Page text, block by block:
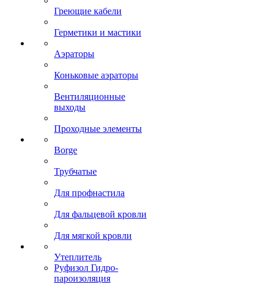
Греющие кабели
Герметики и мастики
Аэраторы
Коньковые аэраторы
Вентиляционные
выходы
Проходные элементы
Borge
Трубчатые
Для профнастила
Для фальцевой кровли
Для мягкой кровли
Утеплитель
Руфизол Гидро-
пароизоляция